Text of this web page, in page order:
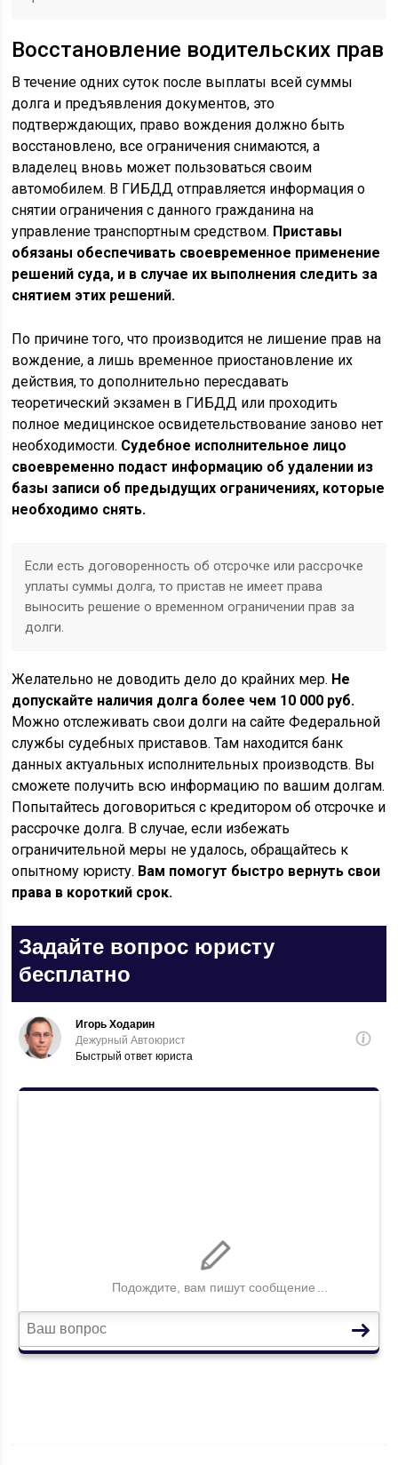
Восстановление водительских прав
В течение одних суток после выплаты всей суммы
долга и предъявления документов, это
подтверждающих, право вождения должно быть
восстановлено, все ограничения снимаются, а
владелец вновь может пользоваться своим
автомобилем. В ГИБДД отправляется информация о
снятии ограничения с данного гражданина на
управление транспортным средством. Приставы
обязаны обеспечивать своевременное применение
решений суда, и в случае их выполнения следить за
снятием этих решений.
По причине того, что производится не лишение прав на
вождение, а лишь временное приостановление их
действия, то дополнительно пересдавать
теоретический экзамен в ГИБДД или проходить
полное медицинское освидетельствование заново нет
необходимости. Судебное исполнительное лицо
своевременно подаст информацию об удалении из
базы записи об предыдущих ограничениях, которые
необходимо снять.
Если есть договоренность об отсрочке или рассрочке
уплаты суммы долга, то пристав не имеет права
выносить решение о временном ограничении прав за
долги.
Желательно не доводить дело до крайних мер. Не
допускайте наличия долга более чем 10 000 руб.
Можно отслеживать свои долги на сайте Федеральной
службы судебных приставов. Там находится банк
данных актуальных исполнительных производств. Вы
сможете получить всю информацию по вашим долгам.
Попытайтесь договориться с кредитором об отсрочке и
рассрочке долга. В случае, если избежать
ограничительной меры не удалось, обращайтесь к
опытному юристу. Вам помогут быстро вернуть свои
права в короткий срок.